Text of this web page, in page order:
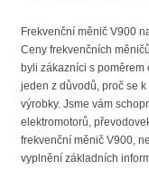
Frekvenční měnič V900
Ceny frekvenčních
byli zákazníci s poměrem
jeden z důvodů, proč se
výrobky. Jsme vám
elektromotorů,
frekvenční měnič V900,
vyplnění základních